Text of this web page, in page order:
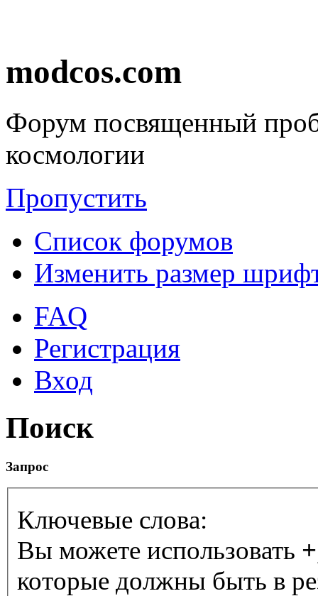
modcos.com
Форум посвященный
космологии
Пропустить
Список форумов
Изменить размер
FAQ
Регистрация
Вход
Поиск
Запрос
Ключевые слова:
Вы можете использовать +
которые должны быть в